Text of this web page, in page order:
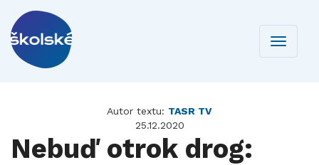
Toggle
Autor textu: TASR TV
25.12.2020
Nebuď otrok drog: